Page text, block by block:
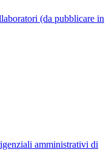
(da pubblicare in
amministrativi di